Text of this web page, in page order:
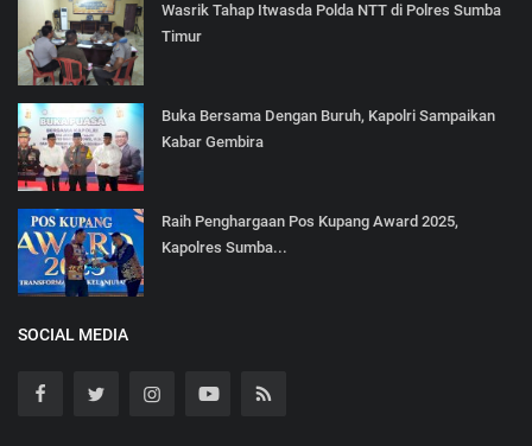
Wasrik Tahap Itwasda Polda NTT di Polres Sumba
Timur
Buka Bersama Dengan Buruh, Kapolri Sampaikan
Kabar Gembira
Raih Penghargaan Pos Kupang Award 2025,
Kapolres Sumba...
SOCIAL MEDIA